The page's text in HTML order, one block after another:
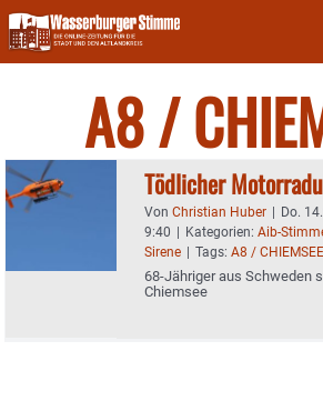
Skip
to
content
A8 /
Tödlicher
Von Christian Huber | Do.
9:40 | Kategorien: Aib-
Sirene | Tags: A8 / CHIEMSEE
68-Jähriger aus Schweden
Chiemsee